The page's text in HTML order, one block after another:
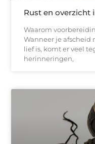
Rust en overzicht
Waarom
Wanneer je
lief is, komt er veel
herinneringen,